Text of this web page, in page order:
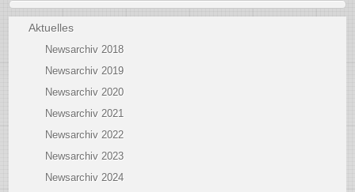
Aktuelles
Newsarchiv 2018
Newsarchiv 2019
Newsarchiv 2020
Newsarchiv 2021
Newsarchiv 2022
Newsarchiv 2023
Newsarchiv 2024